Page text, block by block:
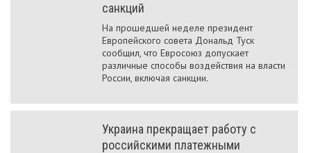
санкций
На прошедшей неделе президент
Европейского совета Дональд Туск
сообщил, что Евросоюз допускает
различные способы воздействия на власти
России, включая санкции.
Украина прекращает работу с
российскими платежными